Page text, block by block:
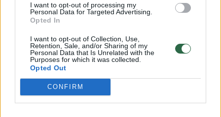
I want to opt-out of processing my
Personal Data for Targeted Advertising.
Opted In
I want to opt-out of Collection, Use,
Retention, Sale, and/or Sharing of my
Personal Data that Is Unrelated with the
Purposes for which it was collected.
Opted Out
CONFIRM
Žada, kad laukti jau nebedaug: netrukus
naudotojo mokestis
Auto 2022-12-12